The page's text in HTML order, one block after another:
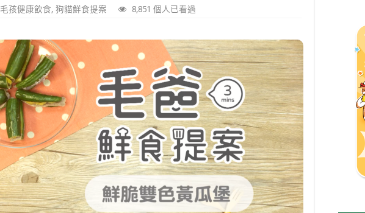
毛孩健康飲食, 狗貓鮮食提案 8,851 個人已看過